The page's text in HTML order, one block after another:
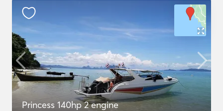
Princess 140hp 2 engine